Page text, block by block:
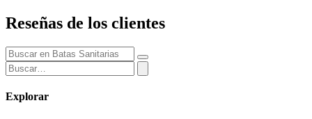
Reseñas de los clientes
Explorar